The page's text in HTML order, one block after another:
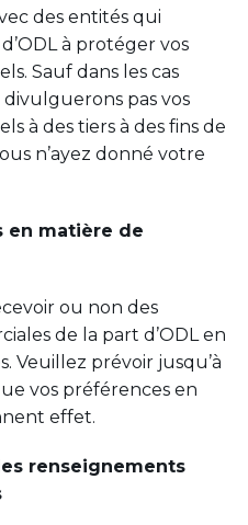
des entités qui
à protéger vos
Sauf dans les cas
divulguerons pas vos
à des tiers à des fins de
n’ayez donné votre
en matière de
ou non des
de la part d’ODL en
Veuillez prévoir jusqu’à
vos préférences en
effet.
renseignements